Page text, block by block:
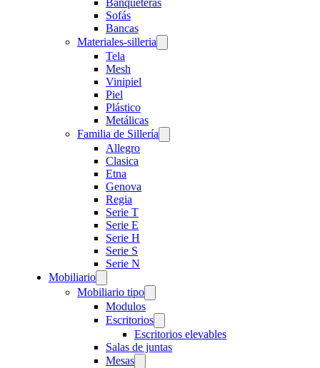
Banqueteras
Sofás
Bancas
Materiales-silleria
Tela
Mesh
Vinipiel
Piel
Plástico
Metálicas
Familia de Sillería
Allegro
Clasica
Etna
Genova
Regia
Serie T
Serie E
Serie H
Serie S
Serie N
Mobiliario
Mobiliario tipo
Modulos
Escritorios
Escritorios elevables
Salas de juntas
Mesas